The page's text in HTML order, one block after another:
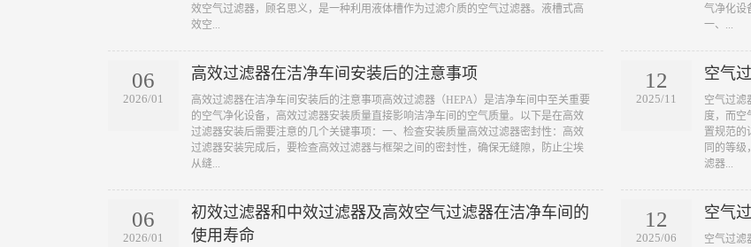
效空气过滤器，顾名思义，是一种利用液体槽作为过滤介质的空气过滤器。液槽式高
效空...
06
2026/01
高效过滤器在洁净车间安装后的注意事项
​高效过滤器在洁净车间安装后的注意事项高效过滤器（HEPA）是洁净车间中至关重要
的空气净化设备，高效过滤器安装质量直接影响洁净车间的空气质量。以下是在高效
过滤器安装后需要注意的几个关键事项：一、检查安装质量高效过滤器密封性：高效
过滤器安装完成后，要检查高效过滤器与框架之间的密封性，确保无缝隙，防止尘埃
从缝...
06
2026/01
初效过滤器和中效过滤器及高效空气过滤器在洁净车间的
使用寿命
气净化设
一、...
12
2025/11
空气
空气过滤
度，而空
置规范的
同的等级
滤器...
12
2025/06
空气
空气过滤